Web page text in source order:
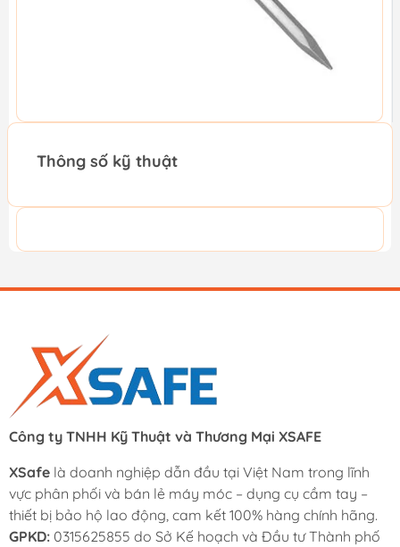
Thông số kỹ thuật
Công ty TNHH Kỹ Thuật và Thương Mại XSAFE
XSafe là doanh nghiệp dẫn đầu tại Việt Nam trong lĩnh
vực phân phối và bán lẻ máy móc – dụng cụ cầm tay –
thiết bị bảo hộ lao động, cam kết 100% hàng chính hãng.
GPKD: 0315625855 do Sở Kế hoạch và Đầu tư Thành phố